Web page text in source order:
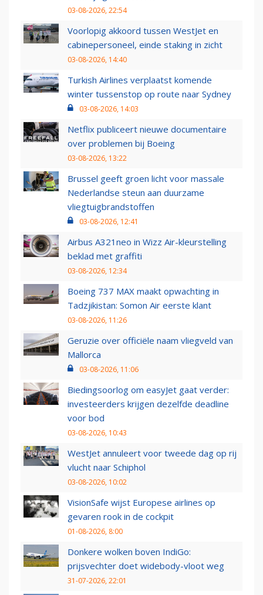
03-08-2026, 22:54
Voorlopig akkoord tussen WestJet en
cabinepersoneel, einde staking in zicht
03-08-2026, 14:40
Turkish Airlines verplaatst komende
winter tussenstop op route naar Sydney
03-08-2026, 14:03
Netflix publiceert nieuwe documentaire
over problemen bij Boeing
03-08-2026, 13:22
Brussel geeft groen licht voor massale
Nederlandse steun aan duurzame
vliegtuigbrandstoffen
03-08-2026, 12:41
Airbus A321neo in Wizz Air-kleurstelling
beklad met graffiti
03-08-2026, 12:34
Boeing 737 MAX maakt opwachting in
Tadzjikistan: Somon Air eerste klant
03-08-2026, 11:26
Geruzie over officiële naam vliegveld van
Mallorca
03-08-2026, 11:06
Biedingsoorlog om easyJet gaat verder:
investeerders krijgen dezelfde deadline
voor bod
03-08-2026, 10:43
WestJet annuleert voor tweede dag op rij
vlucht naar Schiphol
03-08-2026, 10:02
VisionSafe wijst Europese airlines op
gevaren rook in de cockpit
01-08-2026, 8:00
Donkere wolken boven IndiGo:
prijsvechter doet widebody-vloot weg
31-07-2026, 22:01